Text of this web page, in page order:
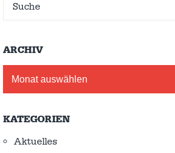
ARCHIV
KATEGORIEN
Aktuelles